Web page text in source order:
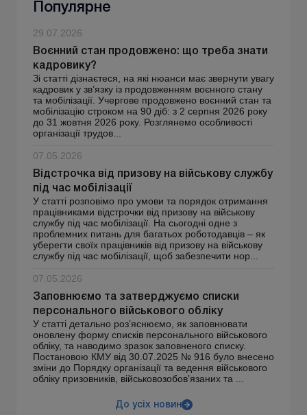
Популярне
29.07.2026
Воєнний стан продовжено: що треба знати
кадровику?
Зі статті дізнаєтеся, на які нюанси має звернути увагу
кадровик у зв’язку із продовженням воєнного стану
та мобілізації. Учергове продовжено воєнний стан та
мобілізацію строком на 90 діб: з 2 серпня 2026 року
до 31 жовтня 2026 року. Розглянемо особливості
організації трудов...
07.05.2026
Відстрочка від призову на військову службу
під час мобілізації
У статті розповімо про умови та порядок отримання
працівниками відстрочки від призову на військову
службу під час мобілізації. На сьогодні одне з
проблемних питань для багатьох роботодавців – як
уберегти своїх працівників від призову на військову
службу під час мобілізації, щоб забезпечити нор...
07.05.2026
Заповнюємо та затверджуємо списки
персонального військового обліку
У статті детально роз’яснюємо, як заповнювати
оновлену форму списків персонального військового
обліку, та наводимо зразок заповненого списку.
Постановою КМУ від 30.07.2025 № 916 було внесено
зміни до Порядку організації та ведення військового
обліку призовників, військовозобов’язаних та ...
До усіх новин